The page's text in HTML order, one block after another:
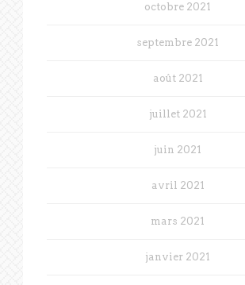
octobre 2021
septembre 2021
août 2021
juillet 2021
juin 2021
avril 2021
mars 2021
janvier 2021